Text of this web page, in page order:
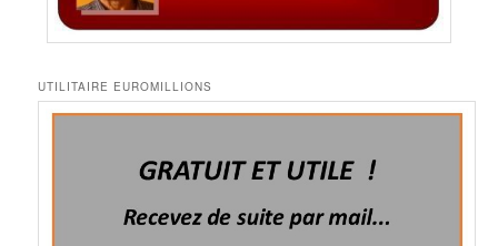
UTILITAIRE EUROMILLIONS